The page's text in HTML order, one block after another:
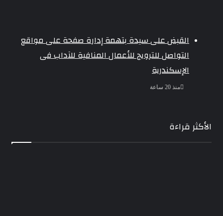
القبض على سيدة بتهمة إدارة صفحة على مواقع
التواصل للترويج للأعمال المنافية للآداب فى
الإسكندرية
منذ 20 ساعة
الأكثر قراءة